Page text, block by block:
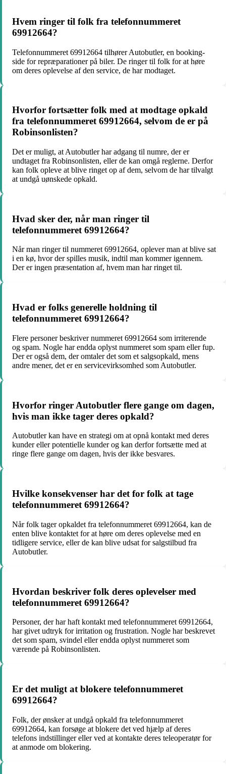
Hvem ringer til folk fra telefonnummeret
69912664?
Telefonnummeret 69912664 tilhører Autobutler, en booking-
side for repræparationer på biler. De ringer til folk for at høre
om deres oplevelse af den service, de har modtaget.
Hvorfor fortsætter folk med at modtage opkald
fra telefonnummeret 69912664, selvom de er på
Robinsonlisten?
Det er muligt, at Autobutler har adgang til numre, der er
undtaget fra Robinsonlisten, eller de kan omgå reglerne. Derfor
kan folk opleve at blive ringet op af dem, selvom de har tilvalgt
at undgå uønskede opkald.
Hvad sker der, når man ringer til
telefonnummeret 69912664?
Når man ringer til nummeret 69912664, oplever man at blive sat
i en kø, hvor der spilles musik, indtil man kommer igennem.
Der er ingen præsentation af, hvem man har ringet til.
Hvad er folks generelle holdning til
telefonnummeret 69912664?
Flere personer beskriver nummeret 69912664 som irriterende
og spam. Nogle har endda oplyst nummeret som spam eller fup.
Der er også dem, der omtaler det som et salgsopkald, mens
andre mener, det er en servicevirksomhed som Autobutler.
Hvorfor ringer Autobutler flere gange om dagen,
hvis man ikke tager deres opkald?
Autobutler kan have en strategi om at opnå kontakt med deres
kunder eller potentielle kunder og kan derfor fortsætte med at
ringe flere gange om dagen, hvis der ikke besvares.
Hvilke konsekvenser har det for folk at tage
telefonnummeret 69912664?
Når folk tager opkaldet fra telefonnummeret 69912664, kan de
enten blive kontaktet for at høre om deres oplevelse med en
tidligere service, eller de kan blive udsat for salgstilbud fra
Autobutler.
Hvordan beskriver folk deres oplevelser med
telefonnummeret 69912664?
Personer, der har haft kontakt med telefonnummeret 69912664,
har givet udtryk for irritation og frustration. Nogle har beskrevet
det som spam, svindel eller endda oplyst nummeret som
værende på Robinsonlisten.
Er det muligt at blokere telefonnummeret
69912664?
Folk, der ønsker at undgå opkald fra telefonnummeret
69912664, kan forsøge at blokere det ved hjælp af deres
telefons indstillinger eller ved at kontakte deres teleoperatør for
at anmode om blokering.